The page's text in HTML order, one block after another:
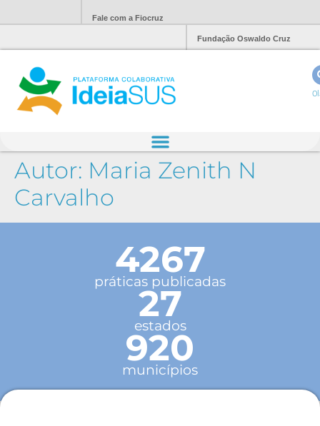
Fale com a Fiocruz
Fundação Oswaldo Cruz
Autor: Maria Zenith N
Carvalho
4267
práticas publicadas
27
estados
920
municípios